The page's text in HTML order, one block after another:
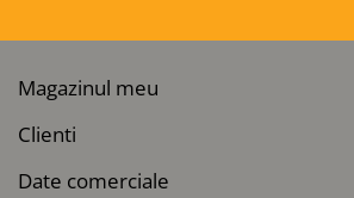
Magazinul meu
Clienti
Date comerciale